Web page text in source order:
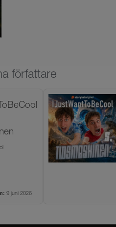
författare
9 juni 2026